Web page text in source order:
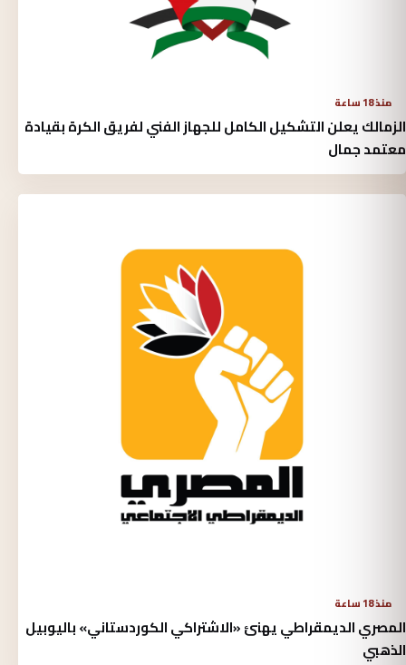
منذ 18 ساعة
الزمالك يعلن التشكيل الكامل للجهاز الفني لفريق الكرة بقيادة
معتمد جمال
منذ 18 ساعة
المصري الديمقراطي يهنئ «الاشتراكي الكوردستاني» باليوبيل
الذهبي